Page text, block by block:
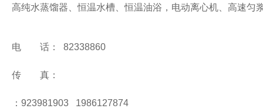
高纯水蒸馏器、恒温水槽、恒温油浴，电动离心机、高速匀
电 话： 82338860
传 真：
： 923981903 1986127874